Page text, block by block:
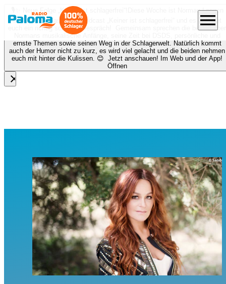
🎙️✨ Neue Folge „Keiner ist schlagerfrei“!
Diese Woche ist Norman Langen
bei Nora zu Gast beim Podcast „Keiner ist schlagerfrei“ und es erwartet
euch ein richtig schönes Gespräch! Gemeinsam sprechen die beiden über
Normans musikalische Anfänge, seine Zeit bei DSDS, persönliche und
ernste Themen sowie seinen Weg in der Schlagerwelt. Natürlich kommt
auch der Humor nicht zu kurz, es wird viel gelacht und die beiden nehmen
euch mit hinter die Kulissen. 😊 Jetzt anschauen! Im Web und der App!
Öffnen
close
menu